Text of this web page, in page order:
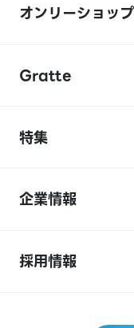
オンリーショップ
Gratte
特集
企業情報
採用情報